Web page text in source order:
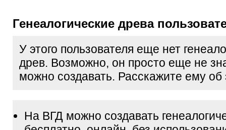
Генеалогические древа
У этого пользователя еще нет
древ. Возможно, он просто еще не
можно создавать. Расскажите ему об
На ВГД можно создавать